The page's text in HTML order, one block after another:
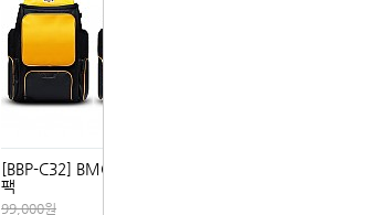
[BBP-C32] BMC 클래식 백
팩
99,000원